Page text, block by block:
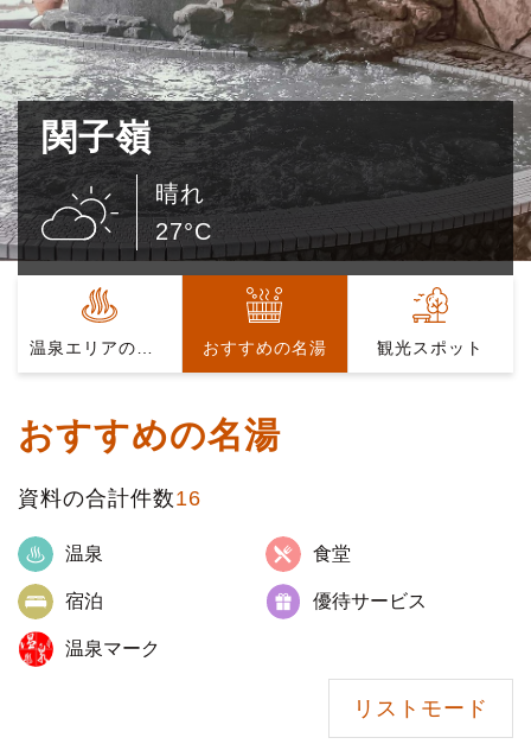
関子嶺
晴れ
27°C
おすすめの名湯 観光スポット
おすすめの名湯
資料の合計件数16
温泉 食堂
宿泊 優待サービス
温泉マーク
リストモード